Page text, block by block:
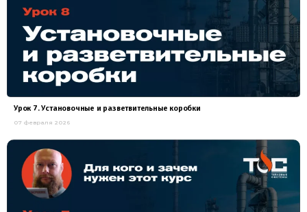
Урок 7. Установочные и разветвительные коробки
07 февраля 2026